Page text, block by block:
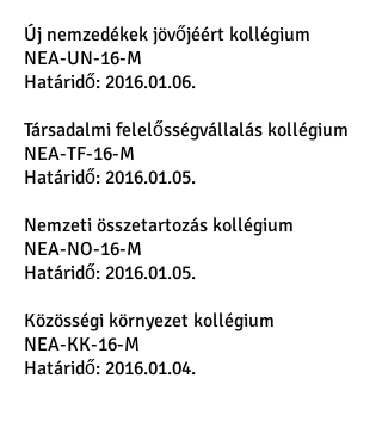
Új nemzedékek jövőjéért kollégium
NEA-UN-16-M
Határidő: 2016.01.06.
Társadalmi felelősségvállalás kollégium
NEA-TF-16-M
Határidő: 2016.01.05.
Nemzeti összetartozás kollégium
NEA-NO-16-M
Határidő: 2016.01.05.
Közösségi környezet kollégium
NEA-KK-16-M
Határidő: 2016.01.04.